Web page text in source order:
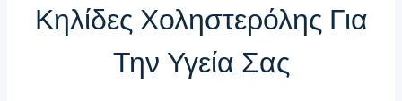
Κηλίδες Χοληστερόλης Για
Την Υγεία Σας